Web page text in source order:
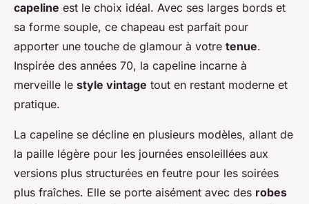
capeline est le choix idéal. Avec ses larges bords et
sa forme souple, ce chapeau est parfait pour
apporter une touche de glamour à votre tenue.
Inspirée des années 70, la capeline incarne à
merveille le style vintage tout en restant moderne et
pratique.
La capeline se décline en plusieurs modèles, allant de
la paille légère pour les journées ensoleillées aux
versions plus structurées en feutre pour les soirées
plus fraîches. Elle se porte aisément avec des robes